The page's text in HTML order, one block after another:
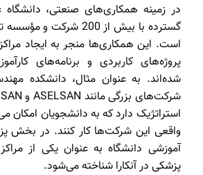
در زمینه همکاری‌های صنعتی، دانشگاه
گسترده با بیش از 200
است. این همکاری‌ها منجر به ایجاد
پروژه‌های کاربردی و برنامه‌های
شده‌اند. به عنوان مثال، دانشکده
استراتژیک دارد که به دانشجویان امکان
واقعی این شرکت‌ها کار کنند. در بخش
آموزشی دانشگاه به عنوان یکی از
پزشکی در آنکارا شناخته می‌شود.